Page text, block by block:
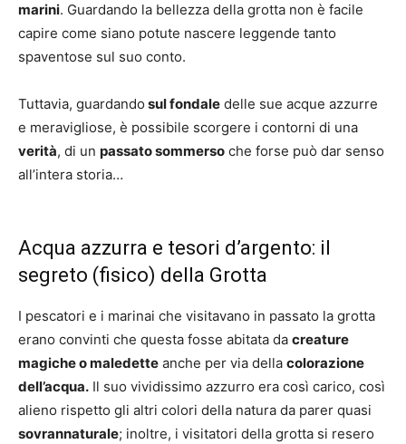
marini. Guardando la bellezza della grotta non è facile
capire come siano potute nascere leggende tanto
spaventose sul suo conto.
Tuttavia, guardando sul fondale delle sue acque azzurre
e meravigliose, è possibile scorgere i contorni di una
verità, di un passato sommerso che forse può dar senso
all’intera storia…
Acqua azzurra e tesori d’argento: il
segreto (fisico) della Grotta
I pescatori e i marinai che visitavano in passato la grotta
erano convinti che questa fosse abitata da creature
magiche o maledette anche per via della colorazione
dell’acqua. Il suo vividissimo azzurro era così carico, così
alieno rispetto gli altri colori della natura da parer quasi
sovrannaturale; inoltre, i visitatori della grotta si resero